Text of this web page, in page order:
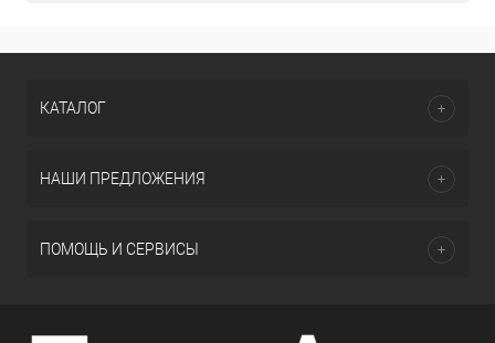
КАТАЛОГ
НАШИ ПРЕДЛОЖЕНИЯ
ПОМОЩЬ И СЕРВИСЫ